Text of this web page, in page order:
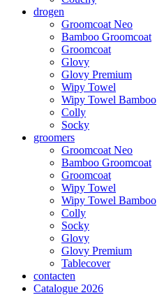
drogen
Groomcoat Neo
Bamboo Groomcoat
Groomcoat
Glovy
Glovy Premium
Wipy Towel
Wipy Towel Bamboo
Colly
Socky
groomers
Groomcoat Neo
Bamboo Groomcoat
Groomcoat
Wipy Towel
Wipy Towel Bamboo
Colly
Socky
Glovy
Glovy Premium
Tablecover
contacten
Catalogue 2026